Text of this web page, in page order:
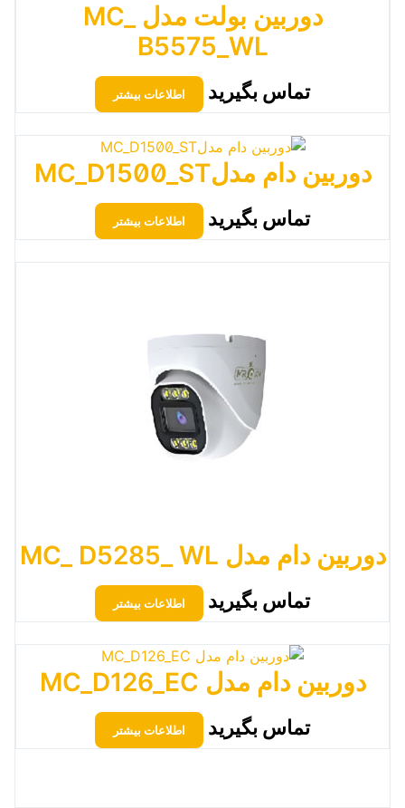
دوربین بولت مدل MC_
B5575_WL
تماس بگیرید اطلاعات بیشتر
دوربین دام مدلMC_D1500_ST
تماس بگیرید اطلاعات بیشتر
دوربین دام مدل MC_ D5285_ WL
تماس بگیرید اطلاعات بیشتر
دوربین دام مدل MC_D126_EC
تماس بگیرید اطلاعات بیشتر